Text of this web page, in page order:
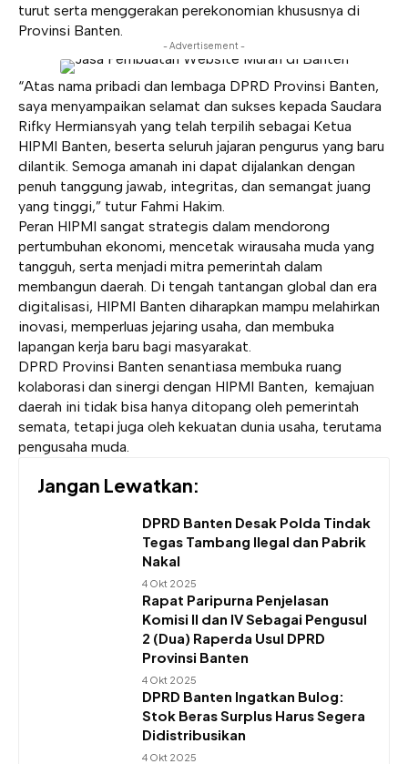
turut serta menggerakan perekonomian khususnya di
Provinsi Banten.
- Advertisement -
“Atas nama pribadi dan lembaga DPRD Provinsi Banten,
saya menyampaikan selamat dan sukses kepada Saudara
Rifky Hermiansyah yang telah terpilih sebagai Ketua
HIPMI Banten, beserta seluruh jajaran pengurus yang baru
dilantik. Semoga amanah ini dapat dijalankan dengan
penuh tanggung jawab, integritas, dan semangat juang
yang tinggi,” tutur Fahmi Hakim.
Peran HIPMI sangat strategis dalam mendorong
pertumbuhan ekonomi, mencetak wirausaha muda yang
tangguh, serta menjadi mitra pemerintah dalam
membangun daerah. Di tengah tantangan global dan era
digitalisasi, HIPMI Banten diharapkan mampu melahirkan
inovasi, memperluas jejaring usaha, dan membuka
lapangan kerja baru bagi masyarakat.
DPRD Provinsi Banten senantiasa membuka ruang
kolaborasi dan sinergi dengan HIPMI Banten, kemajuan
daerah ini tidak bisa hanya ditopang oleh pemerintah
semata, tetapi juga oleh kekuatan dunia usaha, terutama
pengusaha muda.
Jangan Lewatkan:
DPRD Banten Desak Polda Tindak
Tegas Tambang Ilegal dan Pabrik
Nakal
4 Okt 2025
Rapat Paripurna Penjelasan
Komisi II dan IV Sebagai Pengusul
2 (Dua) Raperda Usul DPRD
Provinsi Banten
4 Okt 2025
DPRD Banten Ingatkan Bulog:
Stok Beras Surplus Harus Segera
Didistribusikan
4 Okt 2025